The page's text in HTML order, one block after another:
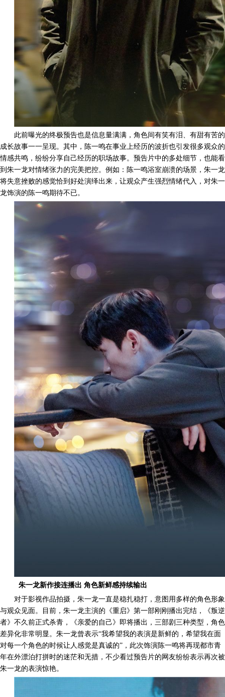
此前曝光的终极预告也是信息量满满， 角色间有笑有泪、有甜有苦的
成长故事一一呈现。其中，陈一鸣在事业上经历的波折也引发很多观众的
情感共鸣，纷纷分享自己经历的职场故事。预告片中的多处细节，也能看
到 朱一龙对情绪张力的完美把控。 例如： 陈一鸣浴室崩溃的场景，朱一龙
将失意挫败的感觉恰到好处演绎出来， 让观众产生强烈情绪代入，对朱一
龙饰演的陈一鸣期待不已。
朱一龙新作接连播出 角色新鲜感持续输出
对于影视作品拍摄 ， 朱一龙一直是稳扎稳打， 意图用多样的角色形象
与观众见面。目前，朱一龙主演的 《重启》第一部刚刚播出 完结，《叛逆
者》不久前正式杀青，《亲爱的自己》 即将播出 ，三部剧三种类型，角色
差异化非常 明显。朱一龙曾表示“我希望我的表演是新鲜的，希望我在面
对每一个角色的时候让人感觉是真诚的”，此次饰演陈一鸣将再现都市青
年在外漂泊打拼时的迷茫和无措， 不少看过预告片的网友纷纷表示再次被
朱一龙的表演惊艳。